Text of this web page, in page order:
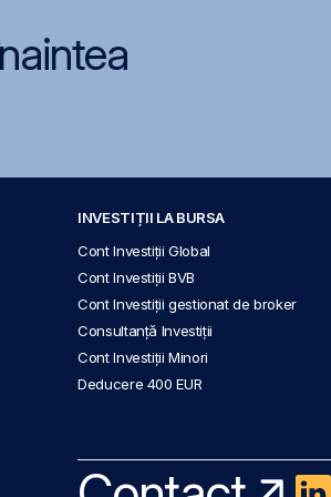
INVESTIȚII LA BURSA
Cont Investiții Global
Cont Investiții BVB
Cont Investiții gestionat de broker
Consultanță Investiții
Cont Investiții Minori
Deducere 400 EUR